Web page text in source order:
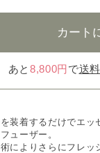
あと8,800円 で送
装着するだけでエ
ューザー。
によりさらにフレッ